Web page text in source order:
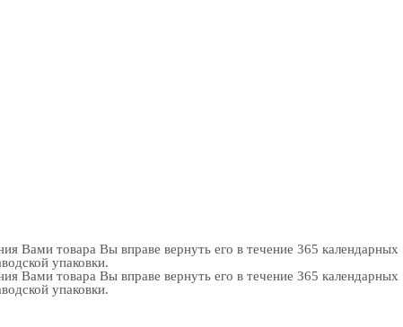
Вами товара Вы вправе вернуть его в течение 365 календарных
упаковки.
Вами товара Вы вправе вернуть его в течение 365 календарных
упаковки.